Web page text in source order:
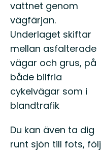
vattnet genom
vägfärjan.
Underlaget skiftar
mellan asfalterade
vägar och grus, på
både bilfria
cykelvägar som i
blandtrafik
Du kan även ta dig
runt sjön till fots, följ